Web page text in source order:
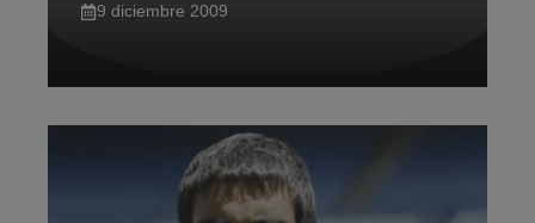
9 diciembre 2009